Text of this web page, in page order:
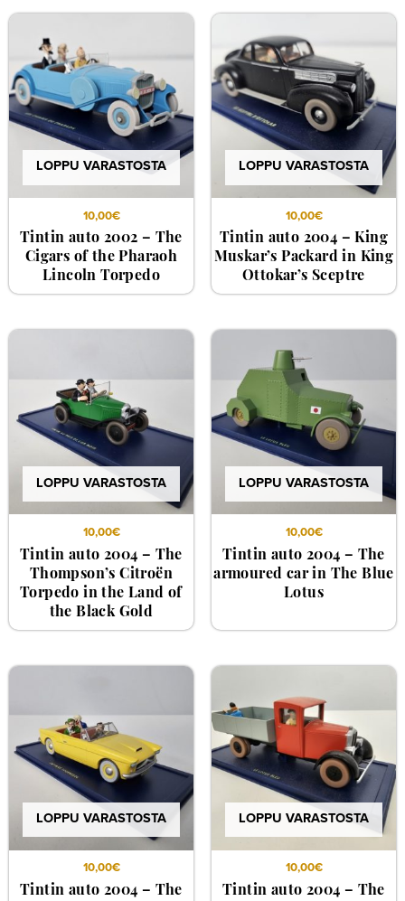
LOPPU VARASTOSTA
10,00€
Tintin auto 2002 – The
Cigars of the Pharaoh
Lincoln Torpedo
LOPPU VARASTOSTA
10,00€
Tintin auto 2004 – King
Muskar’s Packard in King
Ottokar’s Sceptre
LOPPU VARASTOSTA
10,00€
Tintin auto 2004 – The
Thompson’s Citroën
Torpedo in the Land of
the Black Gold
LOPPU VARASTOSTA
10,00€
Tintin auto 2004 – The
armoured car in The Blue
Lotus
LOPPU VARASTOSTA
10,00€
Tintin auto 2004 – The
LOPPU VARASTOSTA
10,00€
Tintin auto 2004 – The